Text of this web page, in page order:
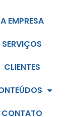
A EMPRESA
SERVIÇOS
CLIENTES
CONTATO